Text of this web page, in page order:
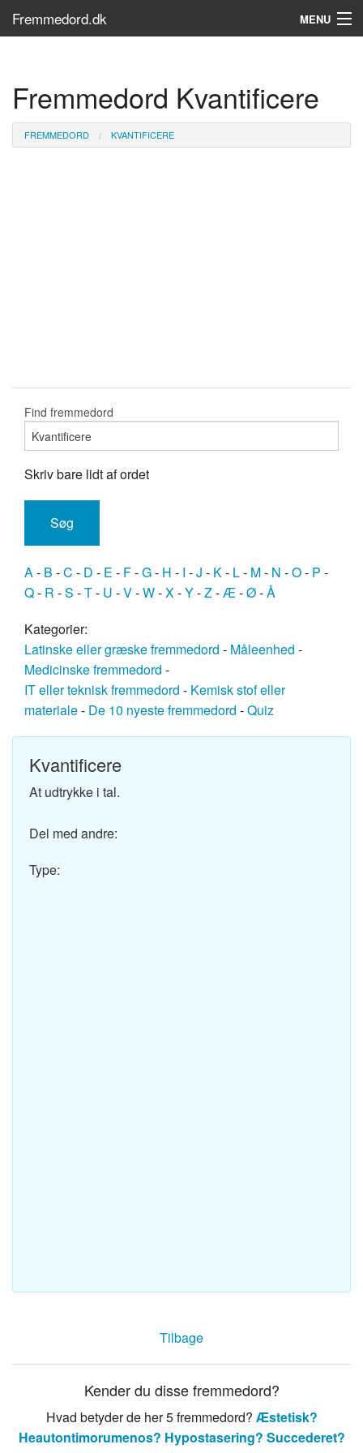
Fremmedord.dk MENU
Søg...
Find bøger
Fremmedord Kvantificere
FREMMEDORD KVANTIFICERE
Find fremmedord
Skriv bare lidt af ordet
A- B -C - D - E - F-G- H - I -J - K- L- M- N -O- P -
Q- R -S -T- U -V-W-X-Y-Z-Æ-Ø-Å
Kategorier:
Latinske eller græske fremmedord - Måleenhed -
Medicinske fremmedord -
IT eller teknisk fremmedord - Kemisk stof eller
materiale- De 10 nyeste fremmedord -Quiz
Kvantificere
At udtrykke i tal.
Del med andre:
Type:
Tilbage
Kender du disse fremmedord?
Hvad betyder de her 5 fremmedord? Æstetisk?
Heautontimorumenos? Hypostasering? Succederet?